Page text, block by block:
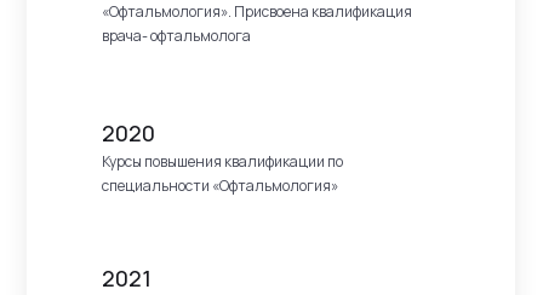
«Офтальмология». Присвоена квалификация
врача- офтальмолога
2020
Курсы повышения квалификации по
специальности «Офтальмология»
2021